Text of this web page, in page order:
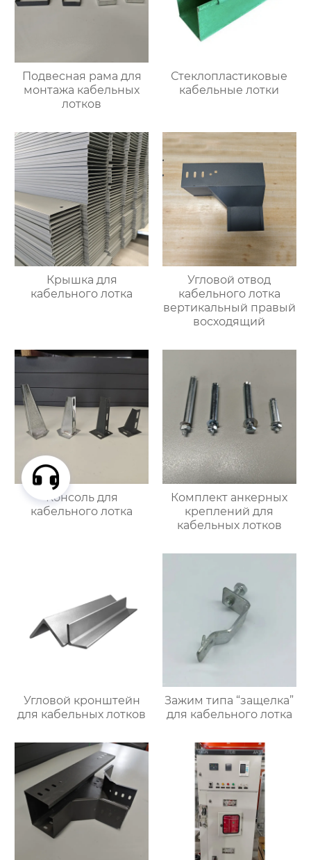
Подвесная рама для
монтажа кабельных
лотков
Стеклопластиковые
кабельные лотки
Крышка для
кабельного лотка
Угловой отвод
кабельного лотка
вертикальный правый
восходящий
Консоль для
кабельного лотка
Комплект анкерных
креплений для
кабельных лотков
Угловой кронштейн
для кабельных лотков
Зажим типа “защелка”
для кабельного лотка